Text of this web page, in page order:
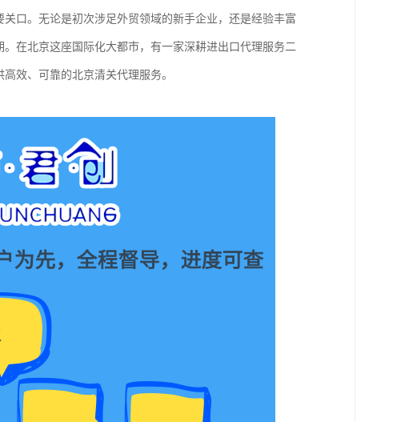
口。无论是初次涉足外贸领域的新手企业，还是经验丰富
在北京这座国际化大都市，有一家深耕进出口代理服务二
效、可靠的北京清关代理服务。